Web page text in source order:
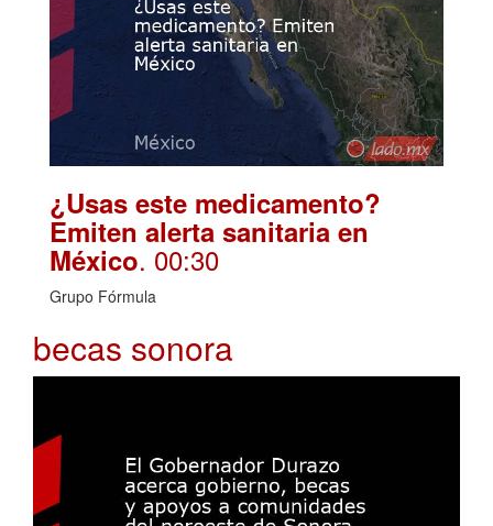
¿Usas este medicamento?
Emiten alerta sanitaria en
México. 00:30
Grupo Fórmula
becas sonora